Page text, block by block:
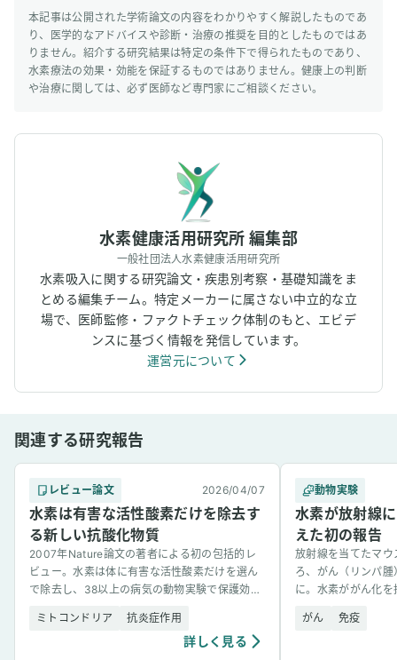
本記事は公開された学術論文の内容をわかりやすく解説したものであ
り、医学的なアドバイスや診断・治療の推奨を目的としたものではあ
りません。紹介する研究結果は特定の条件下で得られたものであり、
水素療法の効果・効能を保証するものではありません。健康上の判断
や治療に関しては、必ず医師など専門家にご相談ください。
水素健康活用研究所 編集部
一般社団法人水素健康活用研究所
水素吸入に関する研究論文・疾患別考察・基礎知識をま
とめる編集チーム。特定メーカーに属さない中立的な立
場で、医師監修・ファクトチェック体制のもと、エビデ
ンスに基づく情報を発信しています。
運営元について
関連する研究報告
レビュー論文 2026/04/07
水素は有害な活性酸素だけを除去す
る新しい抗酸化物質
2007年Nature論文の著者による初の包括的レ
ビュー。水素は体に有害な活性酸素だけを選ん
で除去し、38以上の病気の動物実験で保護効果
ミトコンドリア
抗炎症作用
詳しく見る
動物実験
水素が放射線
えた初の報告
放射線を当てたマ
ろ、がん（リンパ
に。水素ががん化
がん
免疫